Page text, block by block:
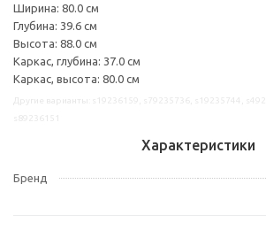
Ширина: 80.0 см
Глубина: 39.6 см
Высота: 88.0 см
Каркас, глубина: 37.0 см
Каркас, высота: 80.0 см
Характеристики
Бренд